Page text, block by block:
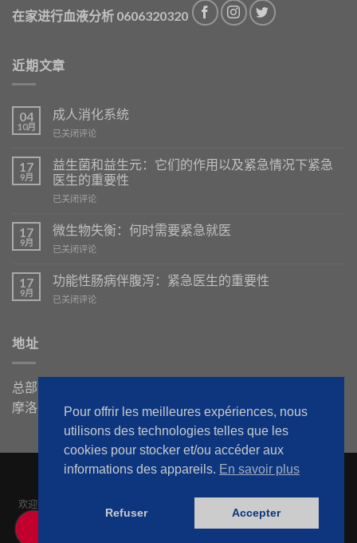
在家进行血液分析 0606320320
近期文章
04
10月
成人消化系统
La
chez
l’Adulte
已关闭评论
17
9月
益生菌和益生元：它们的作用以及紧急情况下紧急
医生的重要性
Probiotiques
Prébiotiques
Leur
et
l’Importance
de
已关闭评论
17
9月
微生物失衡：何时需要紧急就医
Déséquilibres
:
Quand
Faire
已关闭评论
17
9月
功能性肠病伴腹泻：紧急医生的重要性
Troubles
L’Importance
SOS
已关闭评论
地址
总部：44, Rue des Hôpitaux, Quartier des Hôpitaux | 20360,
摩洛哥
欢迎
阿加迪尔紧急求助医生版权所有
Pour offrir les meilleures expériences, nous
utilisons des technologies telles que les
cookies pour stocker et/ou accéder aux
informations des appareils. En savoir plus
Refuser Accepter